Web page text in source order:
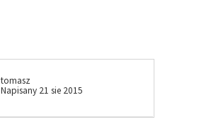
tomasz
Napisany 21 sie 2015